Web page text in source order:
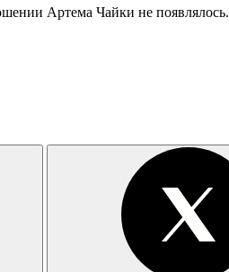
Артема Чайки не появлялось.